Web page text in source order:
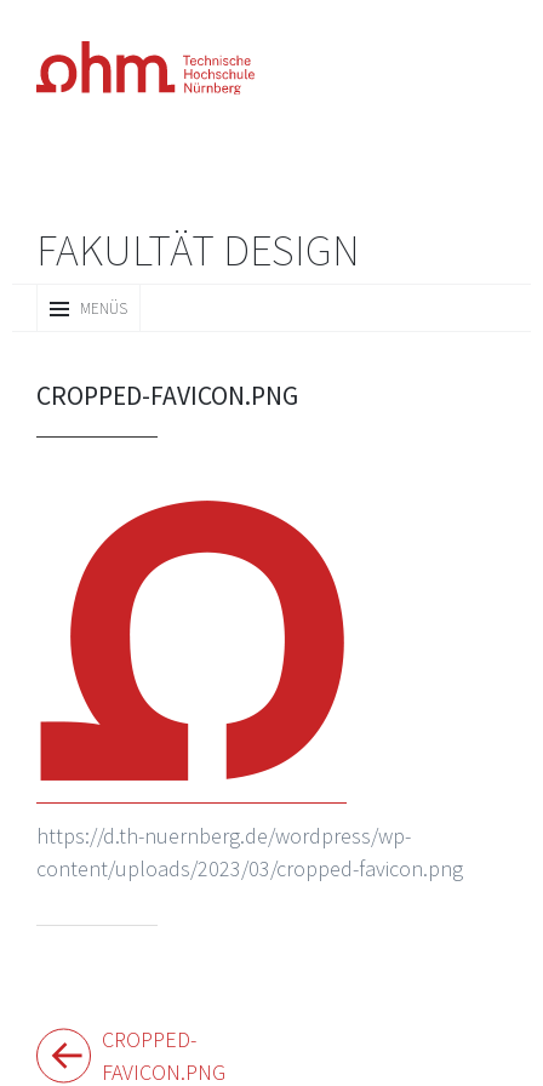
FAKULTÄT DESIGN
MENÜS
INHALT
CROPPED-FAVICON.PNG
https://d.th-nuernberg.de/wordpress/wp-
content/uploads/2023/03/cropped-favicon.png
Beitragsnavigation
CROPPED-
FAVICON.PNG